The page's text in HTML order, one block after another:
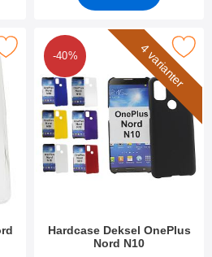
Nord N10 som favoritt4 varianter
-40%
Hardcase Deksel OnePlus
Nord N10
Merk hardcase Deksel